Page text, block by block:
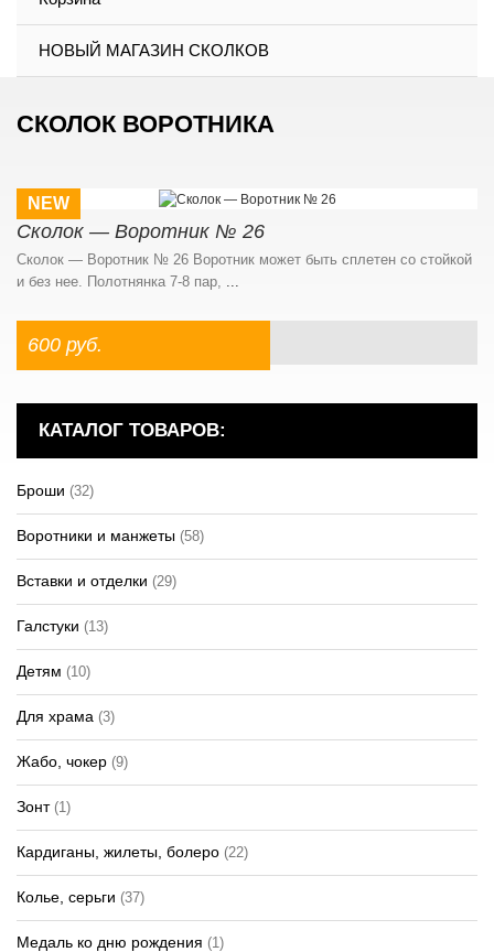
НОВЫЙ МАГАЗИН СКОЛКОВ
СКОЛОК ВОРОТНИКА
NEW
Сколок — Воротник № 26
Сколок — Воротник № 26 Воротник может быть сплетен со стойкой
и без нее. Полотнянка 7-8 пар,
600 руб.
КАТАЛОГ ТОВАРОВ:
Броши (32)
Воротники и манжеты (58)
Вставки и отделки (29)
Галстуки (13)
Детям (10)
Для храма (3)
Жабо, чокер (9)
Зонт(1)
Кардиганы, жилеты, болеро (22)
Колье, серьги (37)
Медаль ко дню рождения (1)